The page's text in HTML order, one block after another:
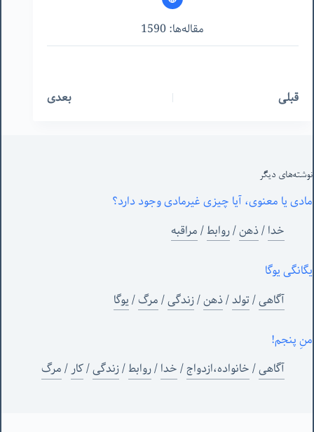
مقاله‌ها: 1590
قبلی بعدی
نوشته‌های‌ دیگر
مادی یا معنوی، آیا چیزی غیرمادی وجود دارد؟
خدا/ذهن/روابط/مراقبه
یگانگی یوگا
آگاهی/تولد/ذهن/زندگی/مرگ/یوگا
منِ پنجم!
آگاهی/خانواده،ازدواج/خدا/روابط/زندگی/کار/مرگ